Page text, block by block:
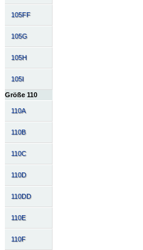
105FF
105G
105H
105I
Größe 110
110A
110B
110C
110D
110DD
110E
110F